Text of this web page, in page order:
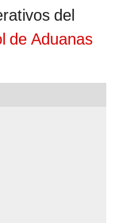
del
de Aduanas